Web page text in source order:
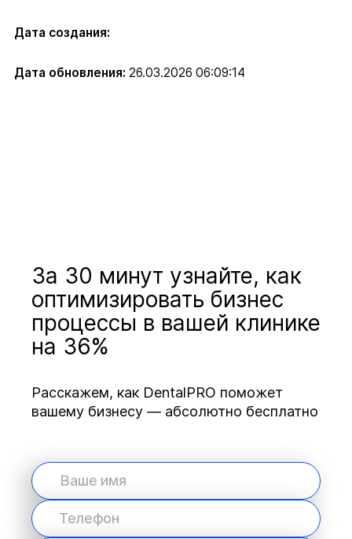
Дата создания:
Дата обновления: 26.03.2026 06:09:14
За 30 минут узнайте, как
оптимизировать бизнес
процессы в вашей клинике
на 36%
Расскажем, как DentalPRO поможет
вашему бизнесу — абсолютно бесплатно